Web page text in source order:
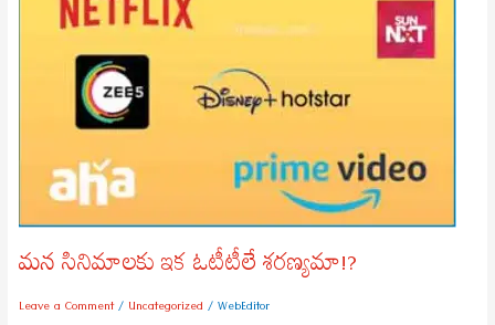
మ‌న సినిమాల‌కు ఇక ఓటీటీలే శ‌ర‌ణ్య‌మా!?
Leave a Comment/ Uncategorized /WebEditor
సినిమాల‌కు